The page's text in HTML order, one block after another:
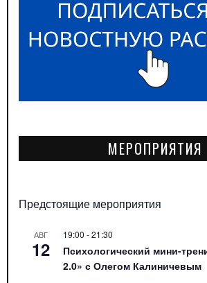
МЕРОПРИЯТИЯ
Предстоящие мероприятия
АВГ
12
19:00 -21:30
Психологический мини-
2.0» с Олегом Калиничевым